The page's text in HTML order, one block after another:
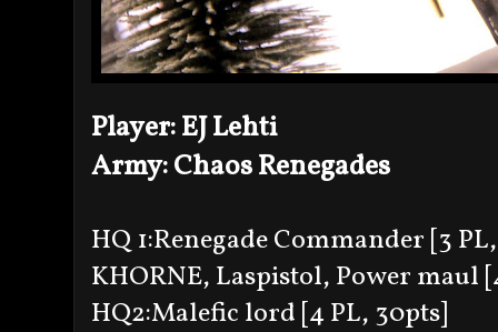
Player: EJ Lehti
Army: Chaos Renegades
HQ 1:Renegade Commander [3
KHORNE, Laspistol, Power maul
HQ2:Malefic lord [4 PL, 30pts]